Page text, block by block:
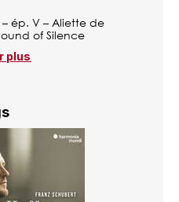
– ép. V – Aliette de
of Silence
plus